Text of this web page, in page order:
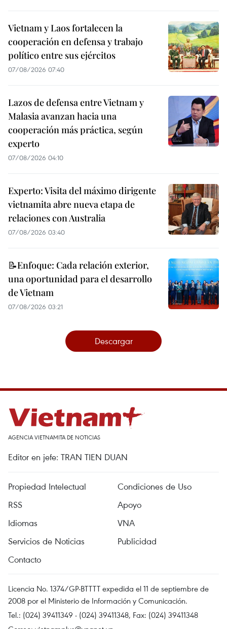
Vietnam y Laos fortalecen la
cooperación en defensa y trabajo
político entre sus ejércitos
07/08/2026 07:40
Lazos de defensa entre Vietnam y
Malasia avanzan hacia una
cooperación más práctica, según
experto
07/08/2026 04:10
Experto: Visita del máximo dirigente
vietnamita abre nueva etapa de
relaciones con Australia
07/08/2026 03:40
📝Enfoque: Cada relación exterior,
una oportunidad para el desarrollo
de Vietnam
07/08/2026 03:21
Descargar
AGENCIA VIETNAMITA DE NOTICIAS
Editor en jefe: TRAN TIEN DUAN
Propiedad Intelectual
Condiciones de Uso
RSS
Apoyo
Idiomas
VNA
Servicios de Noticias
Publicidad
Contacto
Licencia No. 1374/GP-BTTTT expedida el 11 de septiembre de
2008 por el Ministerio de Información y Comunicación.
Tel.: (024) 39411349 - (024) 39411348, Fax: (024) 39411348